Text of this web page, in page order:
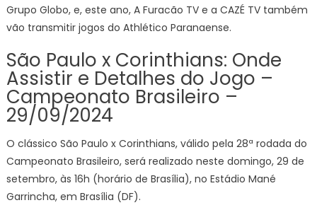
Grupo Globo, e, este ano, A Furacão TV e a CAZÉ TV também
vão transmitir jogos do Athlético Paranaense.
São Paulo x Corinthians: Onde
Assistir e Detalhes do Jogo –
Campeonato Brasileiro –
29/09/2024
O clássico São Paulo x Corinthians, válido pela 28ª rodada do
Campeonato Brasileiro, será realizado neste domingo, 29 de
setembro, às 16h (horário de Brasília), no Estádio Mané
Garrincha, em Brasília (DF).